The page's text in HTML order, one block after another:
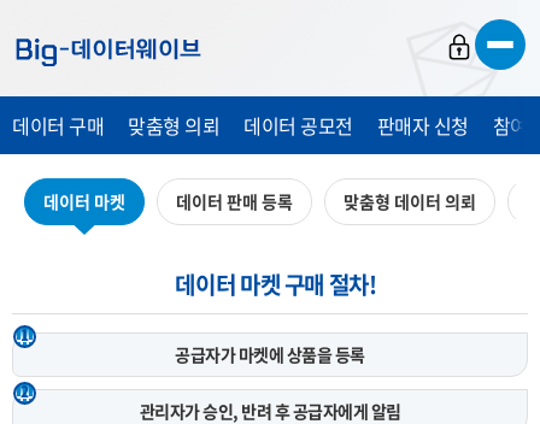
가
가
가
데이터 구매 맞춤형 의뢰 데이터 공모전 판매자 신청 참여
데이터 마켓 데이터 판매 등록 맞춤형 데이터 의뢰
데이터 마켓 구매 절차!
1
공급자가 마켓에상품을 등록
2
관리자가 승인, 반려 후공급자에게 알림